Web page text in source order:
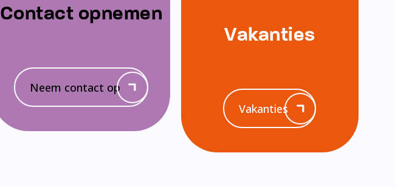
Contact opnemen
Neem contact op
Vakanties
Vakanties